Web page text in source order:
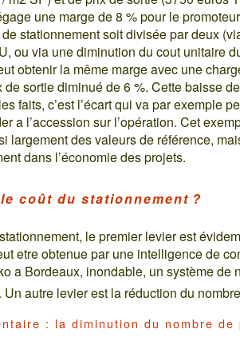
une marge de 8 % pour le
stationnement soit divisée par deux
ou via une diminution du cout unitaire
obtenir la même marge avec une
sortie diminué de 6 %. Cette baisse
faits, c’est l’écart qui va par exemple
a l’accession sur l’opération. Cet
largement des valeurs de référence,
dans l’économie des projets.
coût du stationnement ?
le premier levier est
etre obtenue par une intelligence de
a Bordeaux, inondable, un système de
. Un autre levier est la réduction du
: la diminution du nombre de